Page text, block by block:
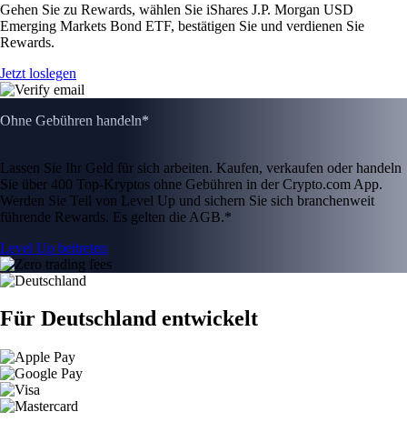
Gehen Sie zu Rewards, wählen Sie iShares J.P. Morgan USD
Emerging Markets Bond ETF, bestätigen Sie und verdienen Sie
Rewards.
Jetzt loslegen
Ohne Gebühren handeln*
Lassen Sie Ihr Geld für sich arbeiten. Kaufen, verkaufen oder handeln
Sie über 400 Top-Kryptos ohne Gebühren in der Crypto.com App.
Werden Sie Teil von Level Up und sichern Sie sich branchenweit
führende Rewards. Es gelten die AGB.*
Level Up beitreten
Für Deutschland entwickelt